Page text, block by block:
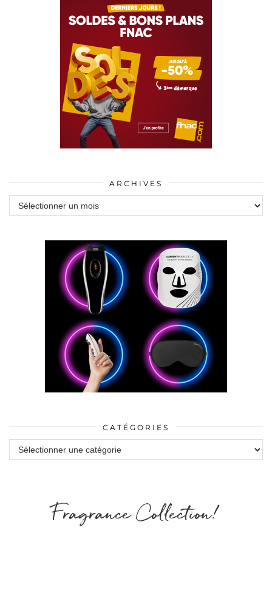
ARCHIVES
Archives
CATÉGORIES
Catégories
Fragrance Collection!